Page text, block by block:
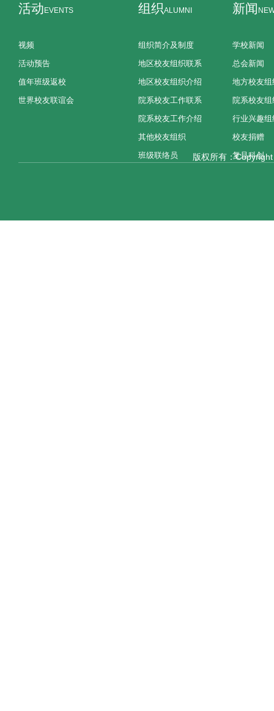
活动 EVENTS
视频
活动预告
值年班级返校
世界校友联谊会
组织ALUMNI
组织简介及制度
地区校友组织联系
地区校友组织介绍
院系校友工作联系
院系校友工作介绍
其他校友组织
班级联络员
新闻
学校新闻
总会新闻
地方校友组
院系校友组
行业兴趣组
校友捐赠
复旦科创
版权所有：